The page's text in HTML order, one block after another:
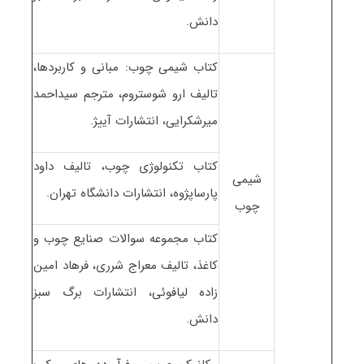
دانش.
شیمی
چوب
کتاب شیمی چوب: مبانی و کاربردها،
تالیف ارو شوستروم، مترجم سیداحمد
میرشکرایی، انتشارات آییژ.
کتاب تکنولوژی چوب، تالیف داود
پارساپژوه، انتشارات دانشگاه تهران.
کتاب مجموعه سوالات صنایع چوب و
کاغذ، تالیف معراج شرری، فرهاد امین
زاده لیافوئی، انتشارات برگ سبز
دانش.